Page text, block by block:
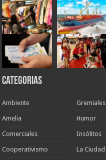
Categorias
Ambiente
Amelia
Comerciales
Cooperativismo
Gremiales
Humor
Insólitos
La Ciudad